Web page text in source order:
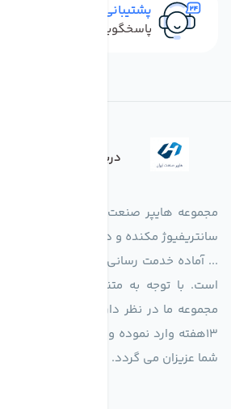
پشتیبانی سریع
پاسخگویی سریع به تماس‌ها و
درباره فروشگاه
مجموعه هایپر صنعت ایران در امر تولید
سانتریفیوژ مکنده و دمنده آکسیال، سقفی،
... آماده خدمت رسانی به شرکت های
است. با توجه به متنوع بودن فن های
مجموعه ما در نظر دارد کالاهای تخصصی
13هفته وارد نموده و این عمر باعث
شما عزیزان می گردد.